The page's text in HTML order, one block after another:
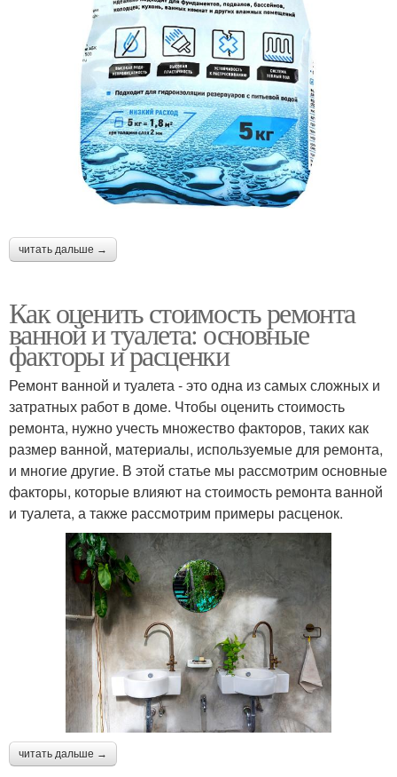
читать дальше →
Как оценить стоимость ремонта
ванной и туалета: основные
факторы и расценки
Ремонт ванной и туалета - это одна из самых сложных и
затратных работ в доме. Чтобы оценить стоимость
ремонта, нужно учесть множество факторов, таких как
размер ванной, материалы, используемые для ремонта,
и многие другие. В этой статье мы рассмотрим основные
факторы, которые влияют на стоимость ремонта ванной
и туалета, а также рассмотрим примеры расценок.
читать дальше →